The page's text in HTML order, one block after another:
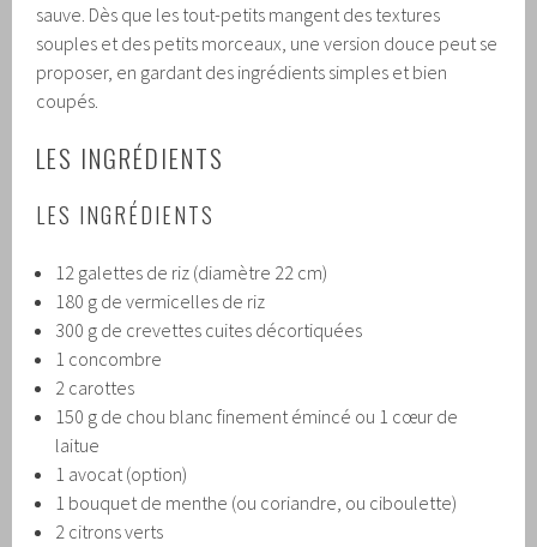
sauve. Dès que les tout-petits mangent des textures
souples et des petits morceaux, une version douce peut se
proposer, en gardant des ingrédients simples et bien
coupés.
LES INGRÉDIENTS
LES INGRÉDIENTS
12 galettes de riz (diamètre 22 cm)
180 g de vermicelles de riz
300 g de crevettes cuites décortiquées
1 concombre
2 carottes
150 g de chou blanc finement émincé ou 1 cœur de
laitue
1 avocat (option)
1 bouquet de menthe (ou coriandre, ou ciboulette)
2 citrons verts